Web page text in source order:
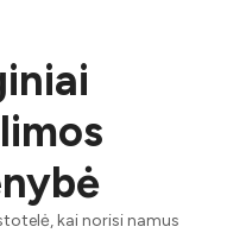
kai norisi namus